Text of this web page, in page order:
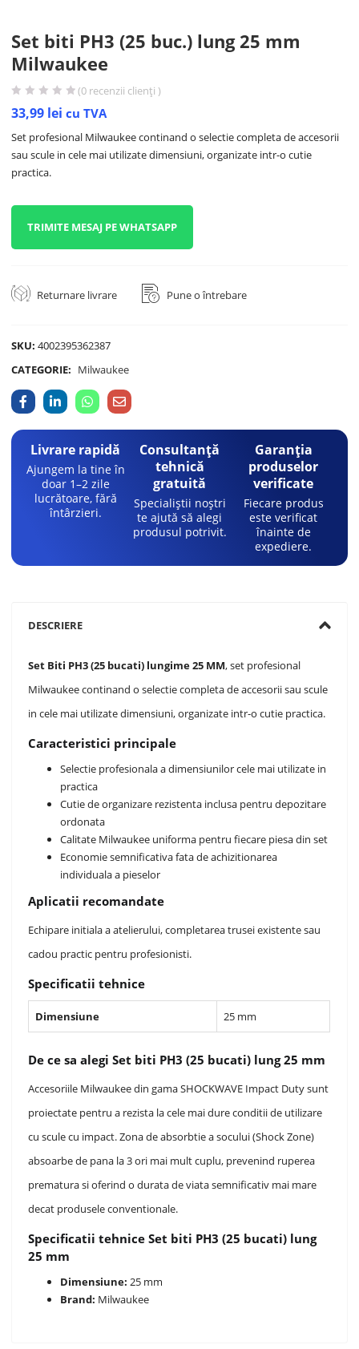
Set biti PH3 (25 buc.) lung 25 mm
Milwaukee
(0 recenzii clienți )
33,99 lei cu TVA
Set profesional Milwaukee continand o selectie completa de accesorii
sau scule in cele mai utilizate dimensiuni, organizate intr-o cutie
practica.
TRIMITE MESAJ PE WHATSAPP
Returnare livrare Pune o întrebare
SKU:4002395362387
CATEGORIE: Milwaukee
Livrare rapidă
Ajungem la tine în
doar 1–2 zile
lucrătoare, fără
întârzieri.
Consultanță
tehnică
gratuită
Specialiștii noștri
te ajută să alegi
produsul potrivit.
Garanția
produselor
verificate
Fiecare produs
este verificat
înainte de
expediere.
DESCRIERE
Set Biti PH3 (25 bucati) lungime 25 MM, set profesional
Milwaukee continand o selectie completa de accesorii sau scule
in cele mai utilizate dimensiuni, organizate intr-o cutie practica.
Caracteristici principale
Selectie profesionala a dimensiunilor cele mai utilizate in
practica
Cutie de organizare rezistenta inclusa pentru depozitare
ordonata
Calitate Milwaukee uniforma pentru fiecare piesa din set
Economie semnificativa fata de achizitionarea
individuala a pieselor
Aplicatii recomandate
Echipare initiala a atelierului, completarea trusei existente sau
cadou practic pentru profesionisti.
Specificatii tehnice
Dimensiune 25 mm
De ce sa alegi Set biti PH3 (25 bucati) lung 25 mm
Accesoriile Milwaukee din gama SHOCKWAVE Impact Duty sunt
proiectate pentru a rezista la cele mai dure conditii de utilizare
cu scule cu impact. Zona de absorbtie a socului (Shock Zone)
absoarbe de pana la 3 ori mai mult cuplu, prevenind ruperea
prematura si oferind o durata de viata semnificativ mai mare
decat produsele conventionale.
Specificatii tehnice Set biti PH3 (25 bucati) lung
25 mm
Dimensiune: 25 mm
Brand: Milwaukee